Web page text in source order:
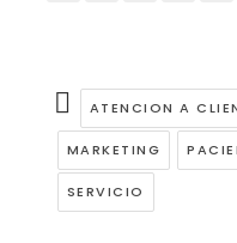
ATENCION A
MARKETING
SERVICIO